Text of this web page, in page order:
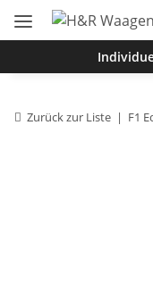
Zurück zur Liste F1